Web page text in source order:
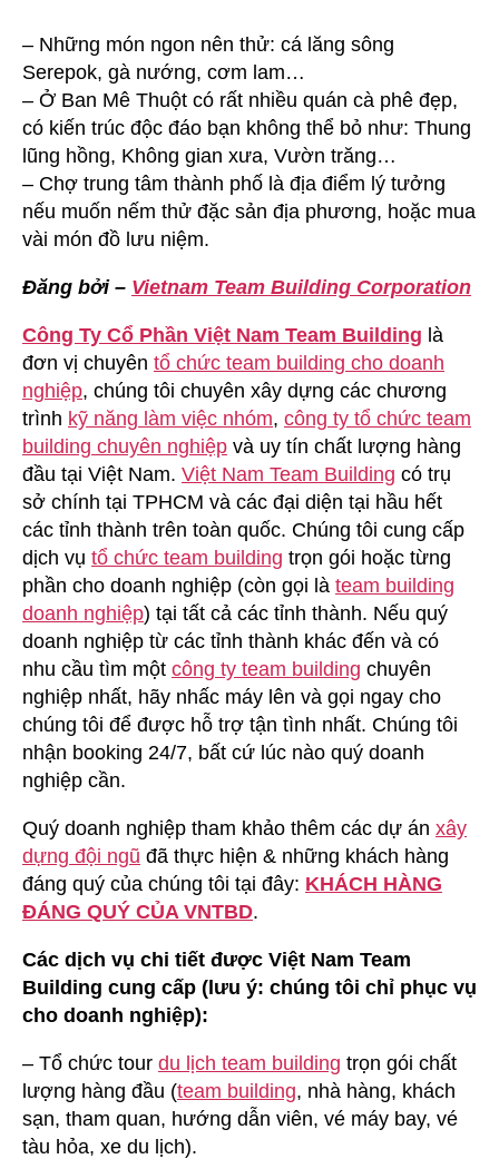
– Những món ngon nên thử: cá lăng sông
Serepok, gà nướng, cơm lam…
– Ở Ban Mê Thuột có rất nhiều quán cà phê đẹp,
có kiến trúc độc đáo bạn không thể bỏ như: Thung
lũng hồng, Không gian xưa, Vườn trăng…
– Chợ trung tâm thành phố là địa điểm lý tưởng
nếu muốn nếm thử đặc sản địa phương, hoặc mua
vài món đồ lưu niệm.
Đăng bởi – Vietnam Team Building Corporation
Công Ty Cổ Phần Việt Nam Team Building là
đơn vị chuyên tổ chức team building cho doanh
nghiệp, chúng tôi chuyên xây dựng các chương
trình kỹ năng làm việc nhóm, công ty tổ chức team
building chuyên nghiệp và uy tín chất lượng hàng
đầu tại Việt Nam. Việt Nam Team Building có trụ
sở chính tại TPHCM và các đại diện tại hầu hết
các tỉnh thành trên toàn quốc. Chúng tôi cung cấp
dịch vụ tổ chức team building trọn gói hoặc từng
phần cho doanh nghiệp (còn gọi là team building
doanh nghiệp) tại tất cả các tỉnh thành. Nếu quý
doanh nghiệp từ các tỉnh thành khác đến và có
nhu cầu tìm một công ty team building chuyên
nghiệp nhất, hãy nhấc máy lên và gọi ngay cho
chúng tôi để được hỗ trợ tận tình nhất. Chúng tôi
nhận booking 24/7, bất cứ lúc nào quý doanh
nghiệp cần.
Quý doanh nghiệp tham khảo thêm các dự án xây
dựng đội ngũ đã thực hiện & những khách hàng
đáng quý của chúng tôi tại đây: KHÁCH HÀNG
ĐÁNG QUÝ CỦA VNTBD.
Các dịch vụ chi tiết được Việt Nam Team
Building cung cấp (lưu ý: chúng tôi chỉ phục vụ
cho doanh nghiệp):
– Tổ chức tour du lịch team building trọn gói chất
lượng hàng đầu (team building, nhà hàng, khách
sạn, tham quan, hướng dẫn viên, vé máy bay, vé
tàu hỏa, xe du lịch).